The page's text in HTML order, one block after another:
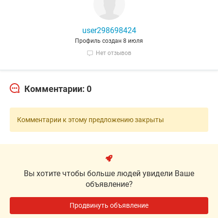
user298698424
Профиль создан 8 июля
Нет отзывов
Комментарии: 0
Комментарии к этому предложению закрыты
Вы хотите чтобы больше людей увидели Ваше
объявление?
Продвинуть объявление